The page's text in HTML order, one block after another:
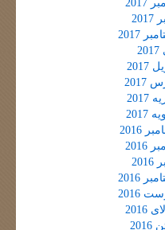
2017
2017
2016
2016
2016
2016
2016